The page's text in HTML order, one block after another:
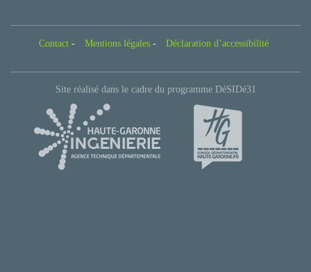
Contact - Mentions légales - Déclaration d’accessibilité
Site réalisé dans le cadre du programme DéSIDé31